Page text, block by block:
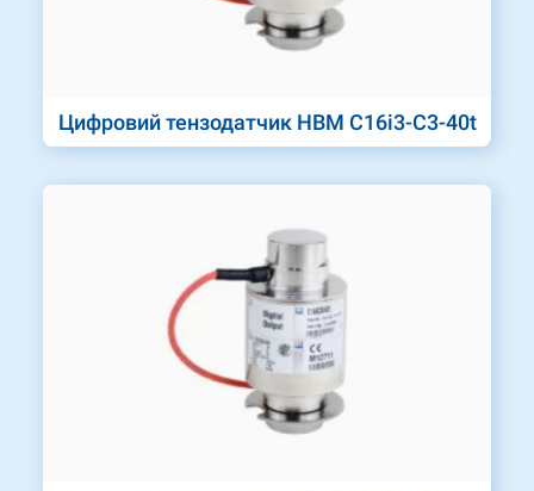
Цифровий тензодатчик HBM C16i3-C3-40t